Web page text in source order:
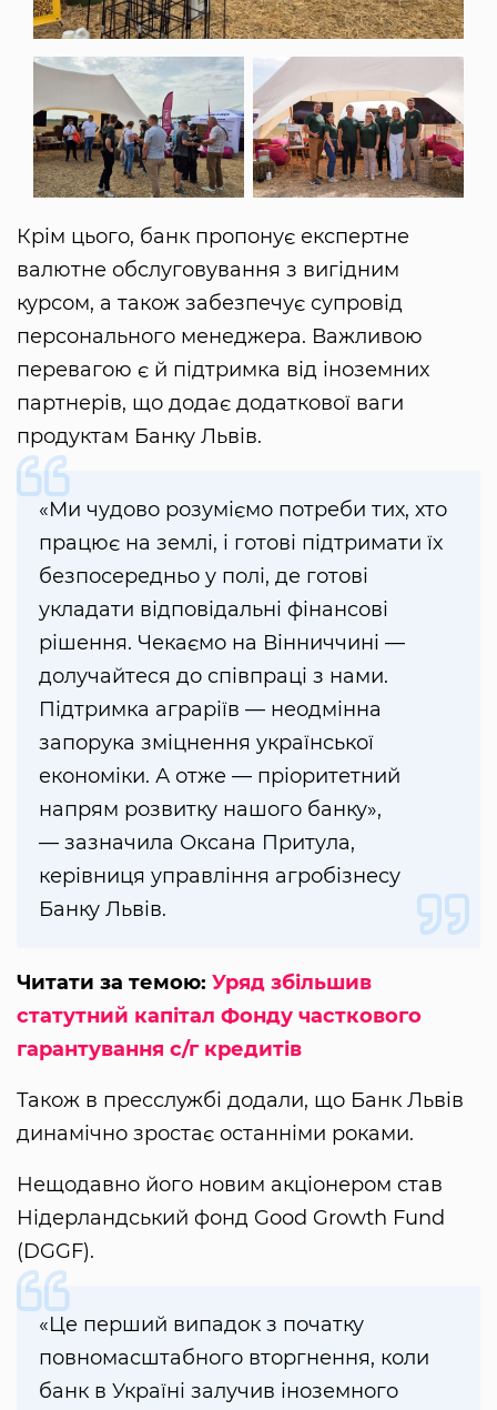
Крім цього, банк пропонує експертне
валютне обслуговування з вигідним
курсом, а також забезпечує супровід
персонального менеджера. Важливою
перевагою є й підтримка від іноземних
партнерів, що додає додаткової ваги
продуктам Банку Львів.
«Ми чудово розуміємо потреби тих, хто
працює на землі, і готові підтримати їх
безпосередньо у полі, де готові
укладати відповідальні фінансові
рішення. Чекаємо на Вінниччині —
долучайтеся до співпраці з нами.
Підтримка аграріїв — неодмінна
запорука зміцнення української
економіки. А отже — пріоритетний
напрям розвитку нашого банку»,
— зазначила Оксана Притула,
керівниця управління агробізнесу
Банку Львів.
Читати за темою: Уряд збільшив
статутний капітал Фонду часткового
гарантування с/г кредитів
Також в пресслужбі додали, що Банк Львів
динамічно зростає останніми роками.
Нещодавно його новим акціонером став
Нідерландський фонд Good Growth Fund
(DGGF).
«Це перший випадок з початку
повномасштабного вторгнення, коли
банк в Україні залучив іноземного